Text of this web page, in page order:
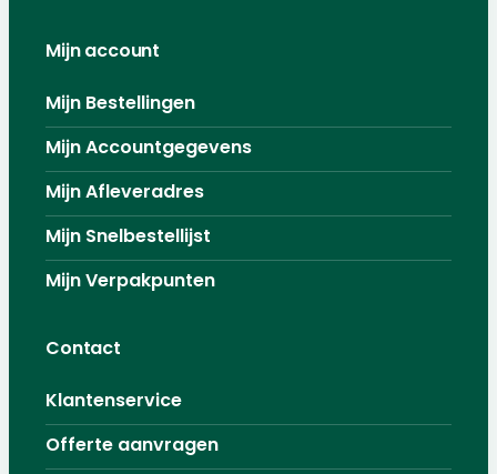
Mijn account
Mijn Bestellingen
Mijn Accountgegevens
Mijn Afleveradres
Mijn Snelbestellijst
Mijn Verpakpunten
Contact
Klantenservice
Offerte aanvragen